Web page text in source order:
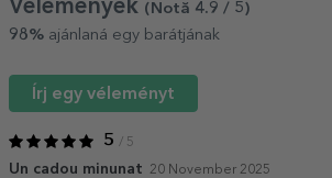
Vélemények (Notă 4.9 / 5 )
98% ajánlaná egy barátjának
Írj egy véleményt
5 / 5
Un cadou minunat 20 November 2025